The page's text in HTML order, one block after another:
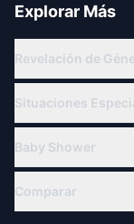
Explorar Más
Revelación de
Temas de
Cuenta Regresiva
Ideas de Revelación
Situaciones
Revelación a
Revelación de
Baby Shower
Comparar